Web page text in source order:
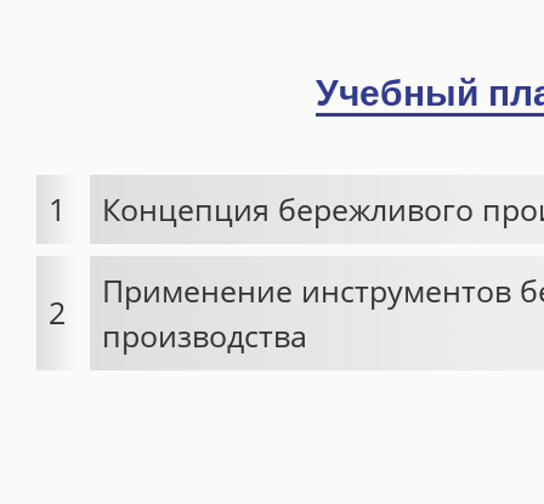
Портал дистанционного обучения
Инструкция
НАШИ ВЫПУСКНИКИ
Учебный
1 Концепция бережливого
2
Применение инструментов
производства